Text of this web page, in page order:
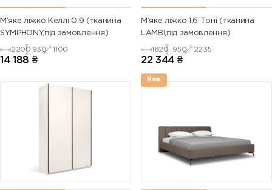
М’яке ліжко Келлі 0.9 (тканина
SYMPHONY,під замовлення)
2200 930 1100
14 188 ₴
М’яке ліжко 1,6 Тоні (тканина
LAMBI,під замовлення)
1820 950 2235
22 344 ₴
New